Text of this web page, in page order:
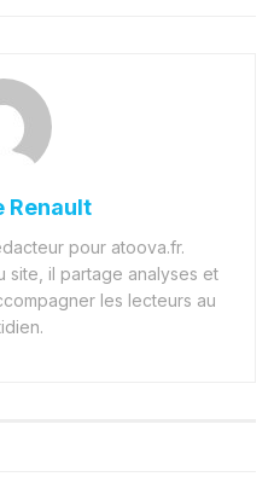
Renault
pour atoova.fr.
site, il partage analyses et
les lecteurs au